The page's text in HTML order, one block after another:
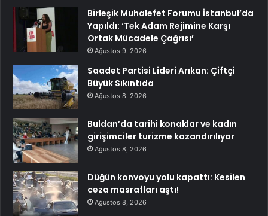
Birleşik Muhalefet Forumu İstanbul’da
Yapıldı: ‘Tek Adam Rejimine Karşı
Ortak Mücadele Çağrısı’
Ağustos 9, 2026
Saadet Partisi Lideri Arıkan: Çiftçi
Büyük Sıkıntıda
Ağustos 8, 2026
Buldan’da tarihi konaklar ve kadın
girişimciler turizme kazandırılıyor
Ağustos 8, 2026
Düğün konvoyu yolu kapattı: Kesilen
ceza masrafları aştı!
Ağustos 8, 2026